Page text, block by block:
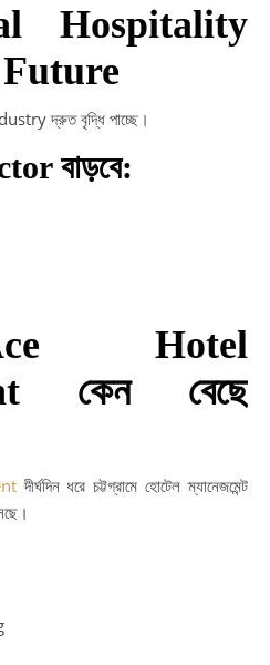
Hospitality
দ্রুত বৃদ্ধি পাচ্ছে।
বাড়বে:
Hotel
কেন বেছে
দীর্ঘদিন ধরে চট্টগ্রামে হোটেল ম্যানেজমেন্ট